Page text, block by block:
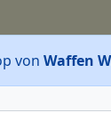
von Waffen